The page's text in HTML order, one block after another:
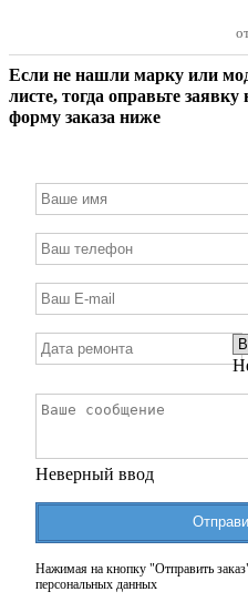
Если не нашли марку или
листе, тогда оправьте
форму заказа ниже
Неверный ввод
Нажимая на кнопку "Отправить
персональных данных